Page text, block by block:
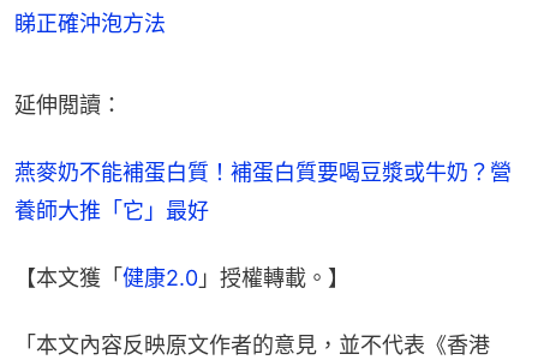
睇正確沖泡方法
延伸閲讀：
燕麥奶不能補蛋白質！補蛋白質要喝豆漿或牛奶？營
養師大推「它」最好
【本文獲「 健康2.0 」授權轉載。】
「本文內容反映原文作者的意見，並不代表《香港